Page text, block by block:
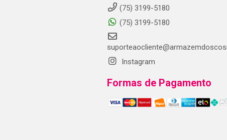
(75) 3199-5180
(75) 3199-5180
Instagram
Formas de Pagamento